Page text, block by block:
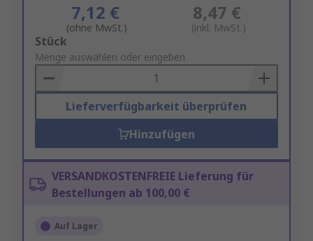
7,12 €
(ohne MwSt.)
8,47 €
(inkl. MwSt.)
Add
to
Basket
Stück
Menge auswählen oder eingeben
Lieferverfügbarkeit überprüfen
Hinzufügen
VERSANDKOSTENFREIE Lieferung für
Bestellungen ab 100,00 €
Auf Lager